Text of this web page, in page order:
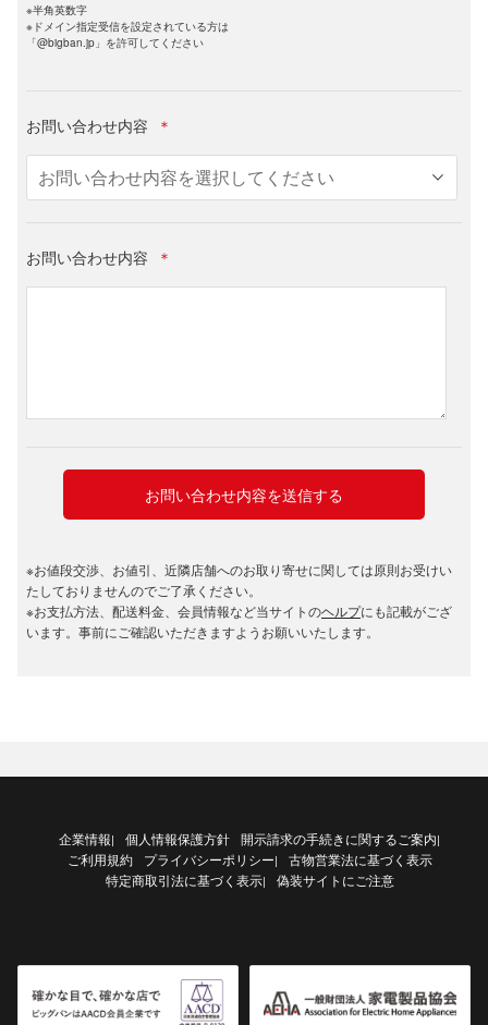
※半角英数字
※ドメイン指定受信を設定されている方は
「@bigban.jp」を許可してください
お問い合わせ内容 ＊
お問い合わせ内容 ＊
※お値段交渉、お値引、近隣店舗へのお取り寄せに関しては原則お受けい
たしておりませんのでご了承ください。
※お支払方法、配送料金、会員情報など当サイトのヘルプにも記載がござ
います。事前にご確認いただきますようお願いいたします。
企業情報| 個人情報保護方針 開示請求の手続きに関するご案内|
ご利用規約 プライバシーポリシー|
古物営業法に基づく表示
特定商取引法に基づく表示| 偽装サイトにご注意